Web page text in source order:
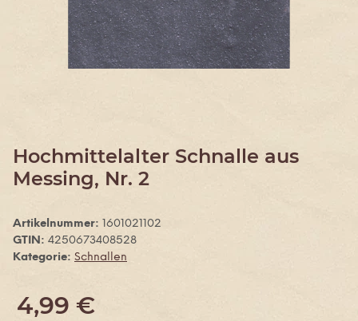
Hochmittelalter Schnalle aus
Messing, Nr. 2
Artikelnummer:
1601021102
GTIN: 4250673408528
Kategorie: Schnallen
4,99 €